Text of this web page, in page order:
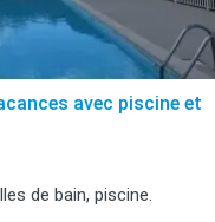
avec piscine et
de bain, piscine.